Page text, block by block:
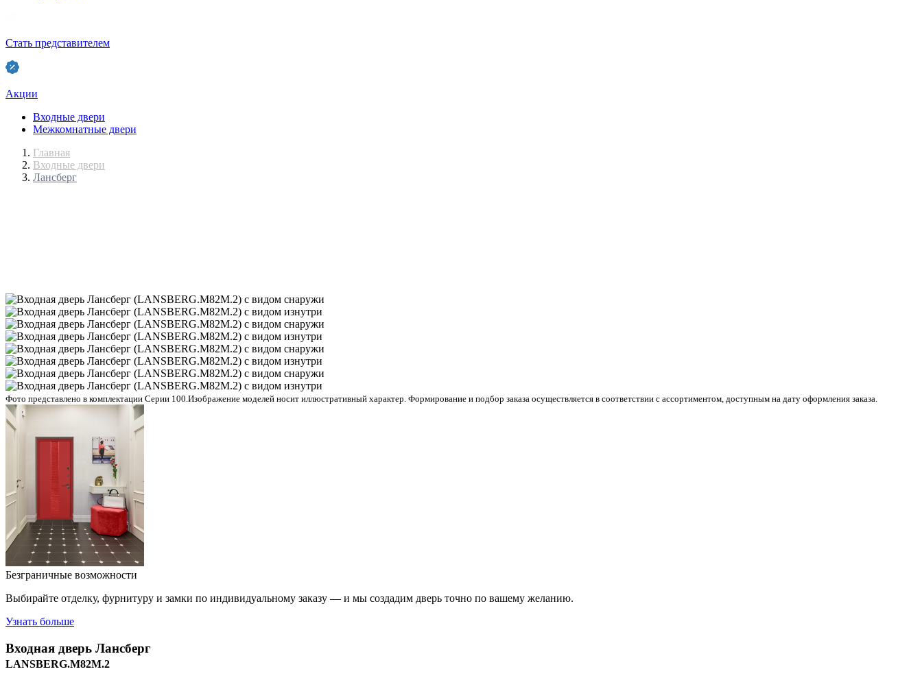
Стать представителем
Акции
Входные двери
Межкомнатные двери
Главная
Входные двери
Лансберг
Фото представлено в комплектации Серии 100.Изображение моделей носит иллюстративный характер. Формирование и подбор заказа осуществляется в соответствии с ассортиментом, доступным на дату оформления заказа.
Безграничные возможности
Выбирайте отделку, фурнитуру и замки по индивидуальному заказу — и мы создадим дверь точно по вашему желанию.
Узнать больше
Входная дверь Лансберг
LANSBERG.M82M.2